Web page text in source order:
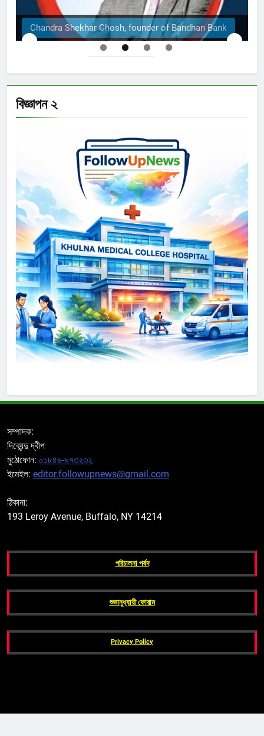
of Bandhan Bank The Structural Engineers Ltd |
বিজ্ঞাপন ২
সম্পাদক:
দিব্যেন্দু দ্বীপ
মুঠোফোন: ০১৮৪৬-৯৭৩২৩২
ইমেইল: editor.followupnews@gmail.com
ঠিকানা:
193 Leroy Avenue, Buffalo, NY 14214
পরিচালনা পর্ষদ
শুভানুধ্যায়ী ফোরাম
Privacy Policy